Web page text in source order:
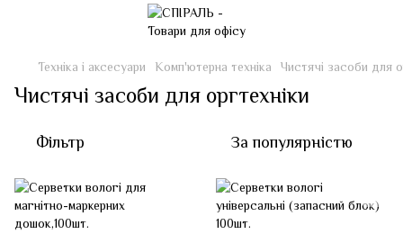
Техніка і аксесуари Комп'ютерна техніка Чистячі засоби для
Чистячі засоби для оргтехніки
Фільтр За популярністю